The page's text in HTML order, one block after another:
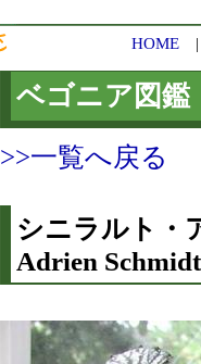
HOME
ベゴニア図
>>一覧へ戻る
シニラルト
Adrien